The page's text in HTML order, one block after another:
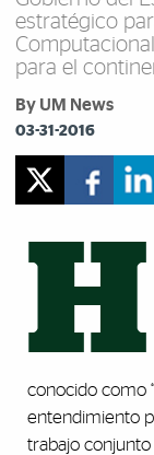
estratégico
para el
By UM News
03-31-2016
H
conocido como
entendimiento
trabajo